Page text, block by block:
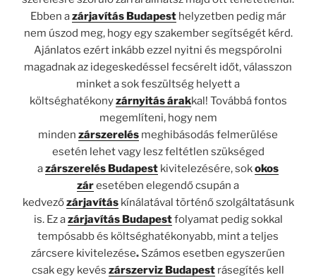
Ebben azárjavítás Budapesthelyzetben pedig már
nem úszod meg, hogy egy szakember segítségét kérd.
Ajánlatos ezért inkább ezzel nyitni és megspórolni
magadnak az idegeskedéssel fecsérelt időt, válasszon
minket a sok feszültség helyett a
költséghatékonyzárnyitás árakkal! Továbbá fontos
megemlíteni, hogy nem
minden zárszerelés meghibásodás felmerülése
esetén lehet vagy lesz feltétlen szükséged
azárszerelés Budapest kivitelezésére, sokokos
záresetében elegendő csupán a
kedvezőzárjavításkínálatával történő szolgáltatásunk
is. Ez azárjavítás Budapestfolyamat pedig sokkal
tempósabb és költséghatékonyabb, mint a teljes
zárcsere kivitelezése. Számos esetben egyszerűen
csak egy kevés zárszerviz Budapest rásegítés kell